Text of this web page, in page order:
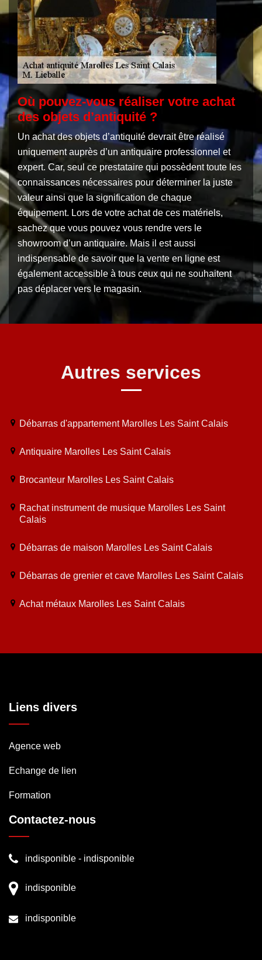
Où pouvez-vous réaliser votre achat
des objets d’antiquité ?
Un achat des objets d’antiquité devrait être réalisé
uniquement auprès d’un antiquaire professionnel et
expert. Car, seul ce prestataire qui possèdent toute les
connaissances nécessaires pour déterminer la juste
valeur ainsi que la signification de chaque
équipement. Lors de votre achat de ces matériels,
sachez que vous pouvez vous rendre vers le
showroom d’un antiquaire. Mais il est aussi
indispensable de savoir que la vente en ligne est
également accessible à tous ceux qui ne souhaitent
pas déplacer vers le magasin.
Autres services
Débarras d'appartement Marolles Les Saint Calais
Antiquaire Marolles Les Saint Calais
Brocanteur Marolles Les Saint Calais
Rachat instrument de musique Marolles Les Saint
Calais
Débarras de maison Marolles Les Saint Calais
Débarras de grenier et cave Marolles Les Saint Calais
Achat métaux Marolles Les Saint Calais
Liens divers
Agence web
Echange de lien
Formation
Contactez-nous
indisponible - indisponible
indisponible
indisponible